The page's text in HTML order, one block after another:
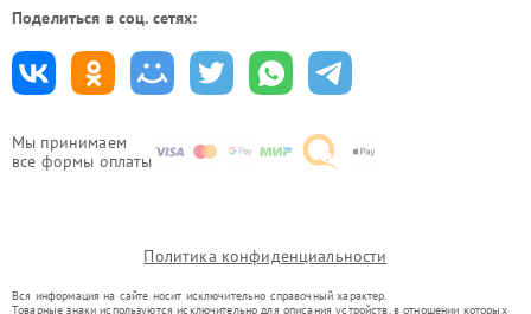
Мы принимаем
все формы оплаты
Поделиться в соц. сетях:
Политика конфиденциальности
Вся информация на сайте носит исключительно справочный характер.
Товарные знаки используются исключительно для описания устройств, в отношении которых